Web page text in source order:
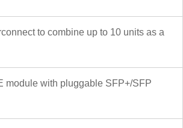
to combine up to 10 units as a
module with pluggable SFP+/SFP